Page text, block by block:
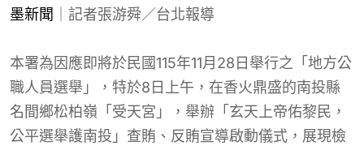
墨新聞 ｜記者張游舜／台北報導
本署為因應即將於民國115年11月28日舉行之「地方公
職人員選舉」，特於8日上午，在香火鼎盛的南投縣
名間鄉松柏嶺「受天宮」，舉辦「玄天上帝佑黎民，
公平選舉護南投」查賄、反賄宣導啟動儀式，展現檢